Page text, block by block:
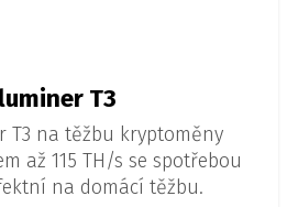
T3
T3 na těžbu kryptoměny
až 115 TH/s se spotřebou
na domácí těžbu.